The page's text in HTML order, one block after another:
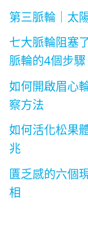
第三脈輪｜太
七大脈輪阻塞
脈輪的4個步驟
如何開啟眉心
察方法
如何活化松果
兆
匱乏感的六個
相